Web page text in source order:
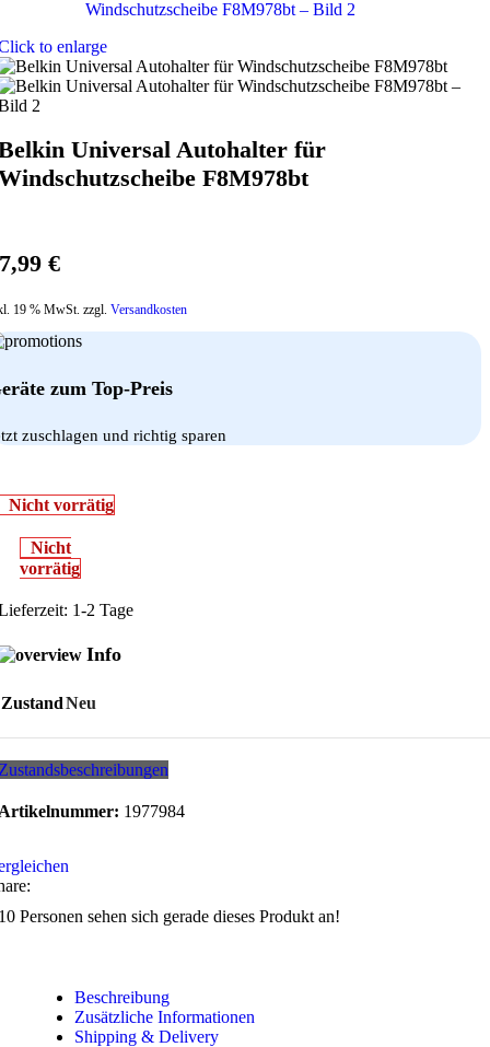
to enlarge
Universal Autohalter für
F8M978bt
€
19 % MwSt. zzgl. Versandkosten
zum Top-Preis
zuschlagen und richtig sparen
Nicht vorrätig
Nicht
vorrätig
1-2 Tage
Info
ZustandNeu
1977984
Personen sehen sich gerade dieses Produkt an!
Beschreibung
Zusätzliche Informationen
Shipping & Delivery